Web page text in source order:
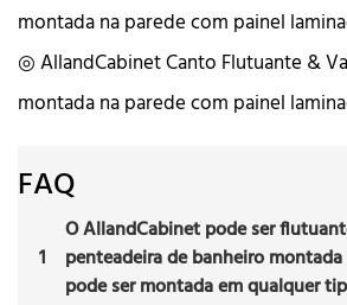
montada na parede com painel
◎ AllandCabinet Canto Flutuante &
montada na parede com painel
FAQ
1
O AllandCabinet pode ser
penteadeira de banheiro
pode ser montada em qualquer